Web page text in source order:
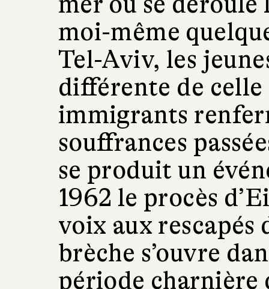
moi-même
Tel-Aviv, les
différente de
immigrants
souffrances
se produit un
1962 le procès
voix aux rescapés
brèche s’ouvre
période charnière